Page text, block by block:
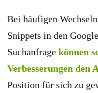
Bei häufigen
Snippets in den
Suchanfrage können
Verbesserungen den
Position für sich zu